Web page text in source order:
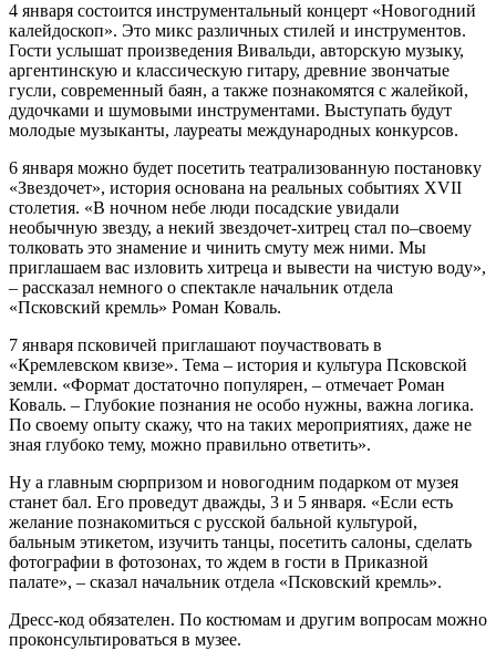
4 января состоится инструментальный концерт «Новогодний
калейдоскоп». Это микс различных стилей и инструментов.
Гости услышат произведения Вивальди, авторскую музыку,
аргентинскую и классическую гитару, древние звончатые
гусли, современный баян, а также познакомятся с жалейкой,
дудочками и шумовыми инструментами. Выступать будут
молодые музыканты, лауреаты международных конкурсов.
6 января можно будет посетить театрализованную постановку
«Звездочет», история основана на реальных событиях XVII
столетия. «В ночном небе люди посадские увидали
необычную звезду, а некий звездочет-хитрец стал по–своему
толковать это знамение и чинить смуту меж ними. Мы
приглашаем вас изловить хитреца и вывести на чистую воду»,
– рассказал немного о спектакле начальник отдела
«Псковский кремль» Роман Коваль.
7 января псковичей приглашают поучаствовать в
«Кремлевском квизе». Тема – история и культура Псковской
земли. «Формат достаточно популярен, – отмечает Роман
Коваль. – Глубокие познания не особо нужны, важна логика.
По своему опыту скажу, что на таких мероприятиях, даже не
зная глубоко тему, можно правильно ответить».
Ну а главным сюрпризом и новогодним подарком от музея
станет бал. Его проведут дважды, 3 и 5 января. «Если есть
желание познакомиться с русской бальной культурой,
бальным этикетом, изучить танцы, посетить салоны, сделать
фотографии в фотозонах, то ждем в гости в Приказной
палате», – сказал начальник отдела «Псковский кремль».
Дресс-код обязателен. По костюмам и другим вопросам можно
проконсультироваться в музее.